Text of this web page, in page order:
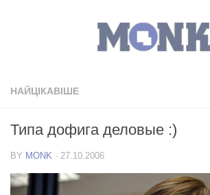
НАЙЦІКАВІШЕ
Типа дофига деловые :)
BY MONK · 27.10.2006